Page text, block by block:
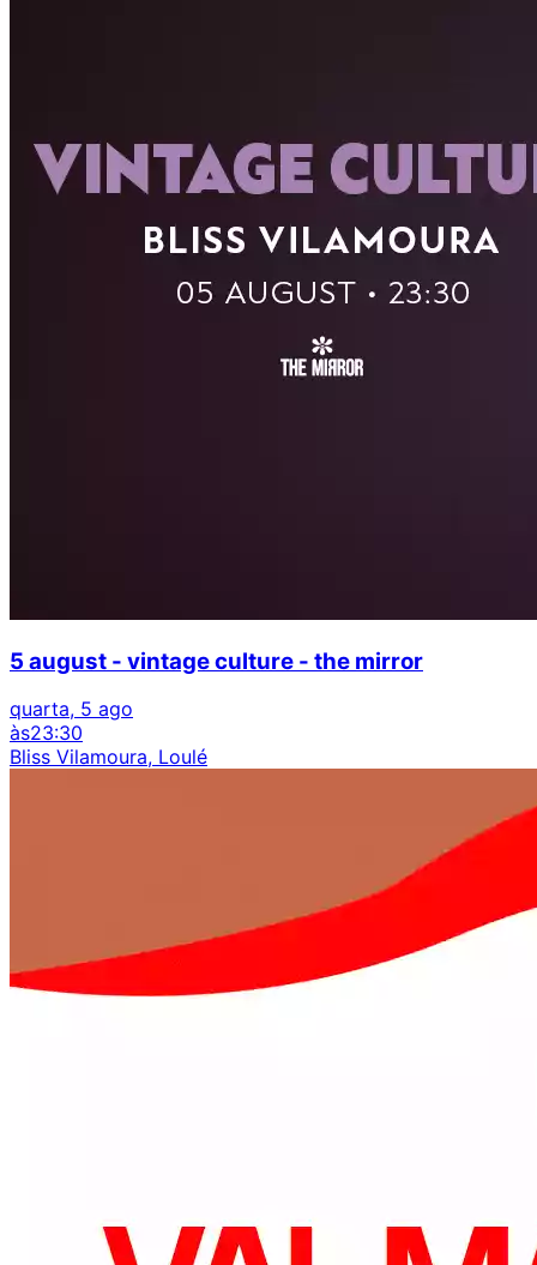
5 august - vintage culture - the mirror
quarta, 5 ago
às23:30
Bliss Vilamoura, Loulé